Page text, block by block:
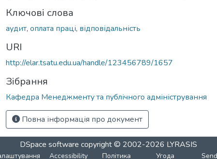
Ключові слова
аудит, оплата праці, відповідальність
URI
http://elar.tsatu.edu.ua/handle/123456789/1657
Зібрання
Кафедра Менеджменту та публічного адміністрування
Повна інформація про документ
DSpace software copyright © 2002-2026 LYRASIS
Accessibility Політика Угода Send